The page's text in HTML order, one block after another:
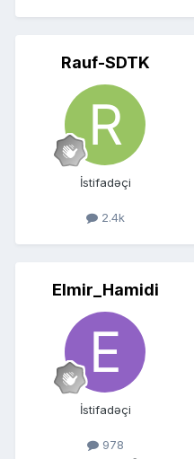
Rauf-SDTK
İstifadəçi
2.4k
Elmir_Hamidi
İstifadəçi
978